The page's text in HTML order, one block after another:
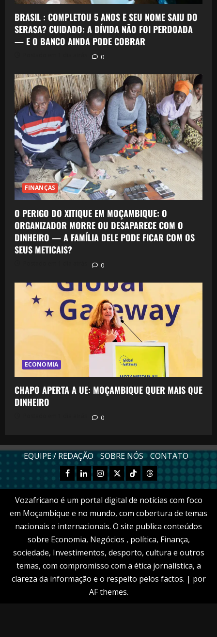
BRASIL : COMPLETOU 5 ANOS E SEU NOME SAIU DO
SERASA? CUIDADO: A DÍVIDA NÃO FOI PERDOADA
— E O BANCO AINDA PODE COBRAR
0
FINANÇAS
O PERIGO DO XITIQUE EM MOÇAMBIQUE: O
ORGANIZADOR MORRE OU DESAPARECE COM O
DINHEIRO — A FAMÍLIA DELE PODE FICAR COM OS
SEUS METICAIS?
0
ECONOMIA
CHAPO APERTA A UE: MOÇAMBIQUE QUER MAIS QUE
DINHEIRO
0
EQUIPE / REDAÇÃO SOBRE NÓS CONTATO
Facebook
LinkednInstagram
X TikTokThreads
Vozafricano é um portal digital de notícias com foco
em Moçambique e no mundo, com cobertura de temas
nacionais e internacionais. O site publica conteúdos
sobre Economia, Negócios , política, Finança,
sociedade, Investimentos, desporto, cultura e outros
temas, com compromisso com a ética jornalística, a
clareza da informação e o respeito pelos factos. | por
AF themes.